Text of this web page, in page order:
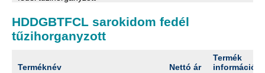
HDDGBTFCL sarokidom fedél
tűzihorganyzott
Terméknév Nettó ár
Termék
információ